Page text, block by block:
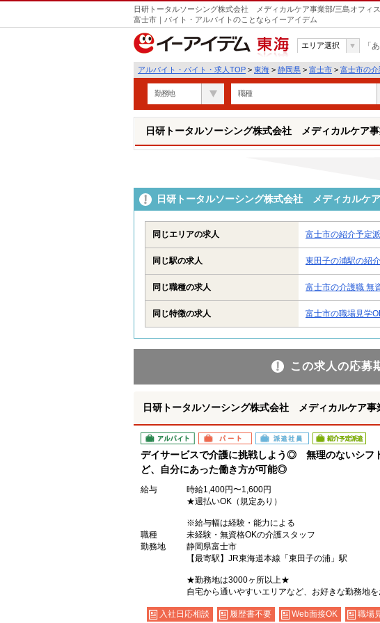
日研トータルソーシング株式会社 メディカルケア事業部/三島オフィ
富士市｜バイト・アルバイトのことならイーアイデム
東海
エリア選択 「
アルバイト・バイト・求人TOP > 東海 > 静岡県 > 富士市 > 富士市の
勤務地 職種
日研トータルソーシング株式会社 メディカルケア
日研トータルソーシング株式会社 メディカルケ
同じエリアの求人 富士市の紹介予定
同じ駅の求人 東田子の浦駅の紹
同じ職種の求人 富士市の介護職 無
同じ特徴の求人 富士市の職場見学
この求人の応募
日研トータルソーシング株式会社 メディカルケア事
アルバイト パート 派遣社員 紹介予定派遣
デイサービスで介護に挑戦しよう◎ 無理のないシフ
ど、自分にあった働き方が可能◎
給与
時給1,400円〜1,600円
★週払いOK（規定あり）
※給与幅は経験・能力による
職種
未経験・無資格OKの介護スタッフ
勤務地
静岡県富士市
【最寄駅】JR東海道本線「東田子の浦」駅
★勤務地は3000ヶ所以上★
自宅から通いやすいエリアなど、お好きな勤務地を
入社日応相談 履歴書不要 Web面接OK 職場